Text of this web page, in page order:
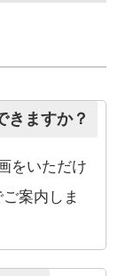
きますか？
をいただけ
案内しま